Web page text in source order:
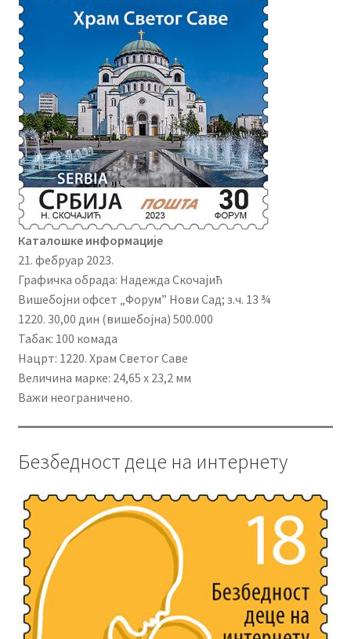
Каталошке информације
21. фебруар 2023.
Графичка обрада: Надежда Скочајић
Вишебојни офсет „Форум” Нови Сад; з.ч. 13 ¾
1220. 30,00 дин (вишебојна) 500.000
Табак: 100 комада
Нацрт: 1220. Храм Светог Саве
Величина марке: 24,65 x 23,2 мм
Важи неограничено.
Безбедност деце на интернету